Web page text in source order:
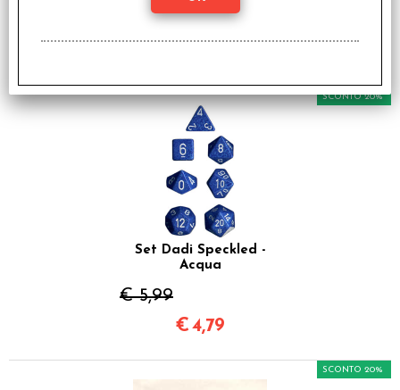
€ 3,99
Set Dadi Speckled -
Acqua
€ 5,99
SCONTO 20%
€4,79
SCONTO 20%